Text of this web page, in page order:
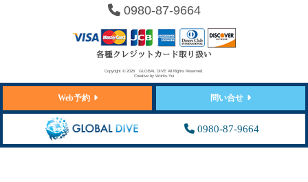
0980-87-9664
Copyright © 2026 GLOBAL DIVE All Rights Reserved.
Creative by Works-Yui
Web予約 問い合せ
0980-87-9664